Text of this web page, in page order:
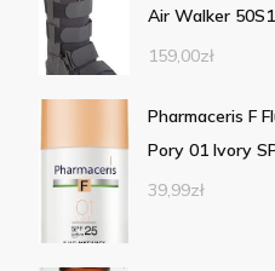
Air Walker
159,00zł
Pharmaceris F
Pory 01 Ivory
39,99zł